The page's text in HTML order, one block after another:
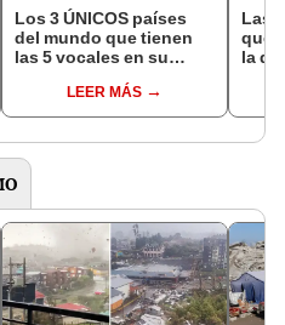
Los 3 ÚNICOS países
del mundo que tienen
las 5 vocales en su
con unoLEER MÁS
Las
que
la de